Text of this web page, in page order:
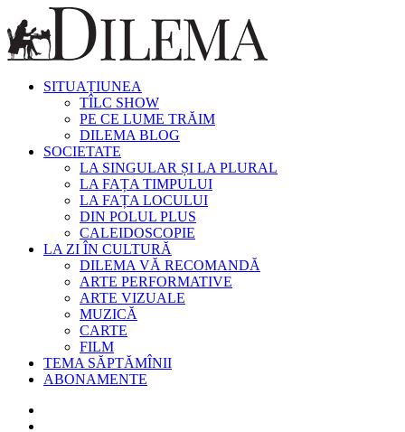
SITUAȚIUNEA
TÎLC SHOW
PE CE LUME TRĂIM
DILEMA BLOG
SOCIETATE
LA SINGULAR ȘI LA PLURAL
LA FAȚA TIMPULUI
LA FAȚA LOCULUI
DIN POLUL PLUS
CALEIDOSCOPIE
LA ZI ÎN CULTURĂ
DILEMA VĂ RECOMANDĂ
ARTE PERFORMATIVE
ARTE VIZUALE
MUZICĂ
CARTE
FILM
TEMA SĂPTĂMÎNII
ABONAMENTE